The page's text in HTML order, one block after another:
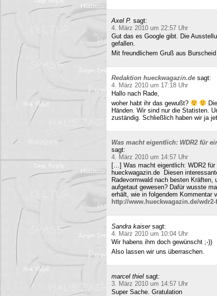
Axel P. sagt:
4. März 2010 um 22:57 Uhr
Gut das es Google gibt. Die
gefallen.
Mit freundlichem Gruß aus Burscheid
Redaktion hueckwagazin.de sagt:
4. März 2010 um 17:18 Uhr
Hallo nach Rade,
woher habt ihr das gewußt?
Händen. Wir sind nur die Statisten.
zuständig. Schließlich haben wir ja
Was macht eigentlich: WDR2 für
sagt:
4. März 2010 um 14:57 Uhr
[…] Was macht eigentlich: WDR2
hueckwagazin.de Diesen
Radevormwald nach besten
aufgetaut gewesen? Dafür wusste
erhält, wie in folgendem Kommentar
http://www.hueckwagazin.de/
Sandra kaiser sagt:
4. März 2010 um 10:04 Uhr
Wir habens ihm doch gewünscht ;-))
Also lassen wir uns überraschen.
marcel thiel sagt:
3. März 2010 um 14:57 Uhr
Super Sache. Gratulation